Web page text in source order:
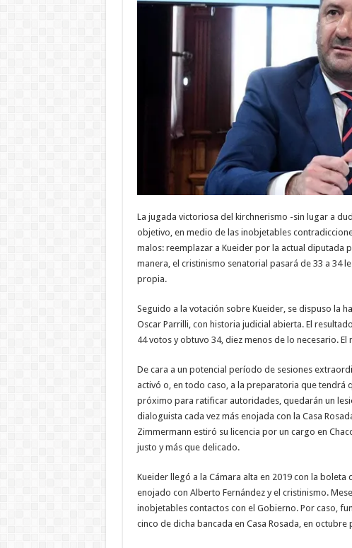
La jugada victoriosa del kirchnerismo -sin lugar a
objetivo, en medio de las inobjetables
malos: reemplazar a Kueider por la actual diputada
manera, el cristinismo senatorial pasará de 33 a 34
propia.
Seguido a la votación sobre Kueider, se dispuso la
Oscar Parrilli, con historia judicial abierta. El
44 votos y obtuvo 34, diez menos de lo necesario.
De cara a un potencial período de sesiones
activó o, en todo caso, a la preparatoria que tendrá
próximo para ratificar autoridades, quedarán un
dialoguista cada vez más enojada con la Casa
Zimmermann estiró su licencia por un cargo en
justo y más que delicado.
Kueider llegó a la Cámara alta en 2019 con la
enojado con Alberto Fernández y el cristinismo.
inobjetables contactos con el Gobierno. Por caso,
cinco de dicha bancada en Casa Rosada, en octubre